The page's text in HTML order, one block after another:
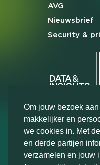
Om jouw bezoek
makkelijker en
we cookies in. Met
en derde partijen
verzamelen en jouw
AVG
Nieuwsbrief
Security &